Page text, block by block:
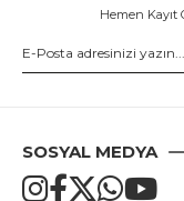
Hemen Kayıt
SOSYAL MEDYA